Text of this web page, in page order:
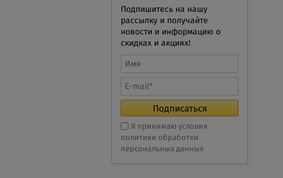
Подпишитесь на нашу
рассылку и получайте
новости и информацию о
скидках и акциях!
Я принимаю условия
политики обработки
персональных данных